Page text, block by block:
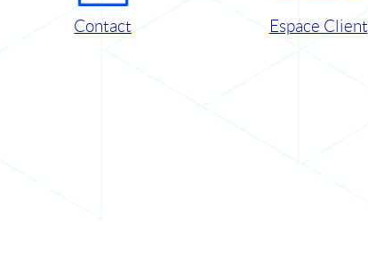
Contact Espace Client